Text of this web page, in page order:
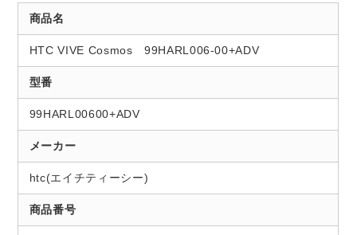
商品名
HTC VIVE Cosmos 99HARL006-00+ADV
型番
99HARL00600+ADV
メーカー
htc(エイチティーシー)
商品番号